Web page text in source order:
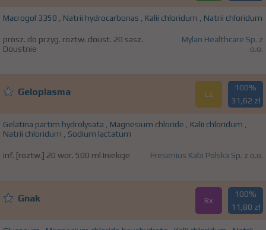
Macrogol 3350 , Natrii hydrocarbonas , Kalii chloridum , Natrii chloridum
prosz. do przyg. roztw. doust. 20 sasz.
Doustnie
Mylan Healthcare Sp. z
o.o.
Geloplasma Lz
100%
31,62 zł
Gelatina partim hydrolysata , Magnesium chloride , Kalii chloridum ,
Natrii chloridum , Sodium lactatum
inf. [roztw.] 20 wor. 500 ml Iniekcje Fresenius Kabi Polska Sp. z o.o.
Gnak Rx
100%
11,80 zł